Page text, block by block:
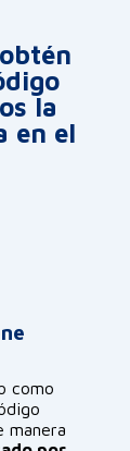
la
en el
como
manera